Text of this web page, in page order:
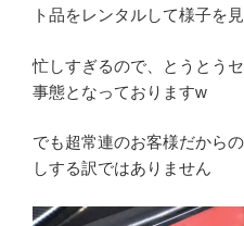
ト品をレンタルして様子を
忙しすぎるので、とうとう
事態となっておりますw
でも超常連のお客様だから
しする訳ではありません